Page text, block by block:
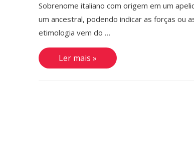
Sobrenome italiano com origem em um
um ancestral, podendo indicar as forças ou
etimologia vem do …
Gamba
Ler mais »